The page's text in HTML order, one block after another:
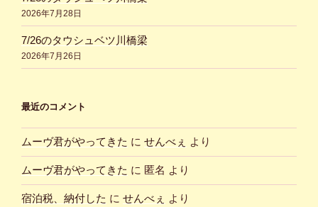
2026年7月28日
7/26のタウシュベツ川橋梁
2026年7月26日
最近のコメント
ムーヴ君がやってきた に せんべぇ より
ムーヴ君がやってきた に 匿名 より
宿泊税、納付した に せんべぇ より